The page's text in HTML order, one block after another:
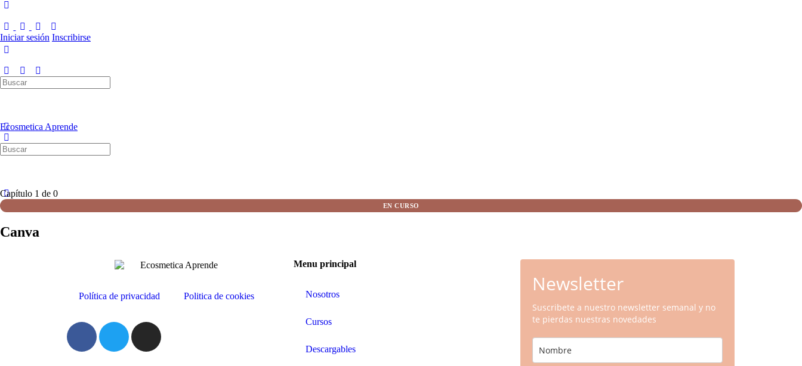
Iniciar sesión Inscribirse
Ecosmetica Aprende
Capítulo 1 de 0
EN CURSO
Canva
Política de privacidad Politica de cookies
Menu principal
Nosotros
Cursos
Descargables
Newsletter
Suscribete a nuestro newsletter semanal y no
te pierdas nuestras novedades